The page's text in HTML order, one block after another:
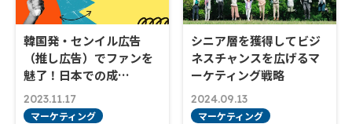
韓国発・センイル広告
（推し広告）でファンを
魅了！日本での成…
2023.11.17
マーケティング
シニア層を獲得してビジ
ネスチャンスを広げるマ
ーケティング戦略
2024.09.13
マーケティング